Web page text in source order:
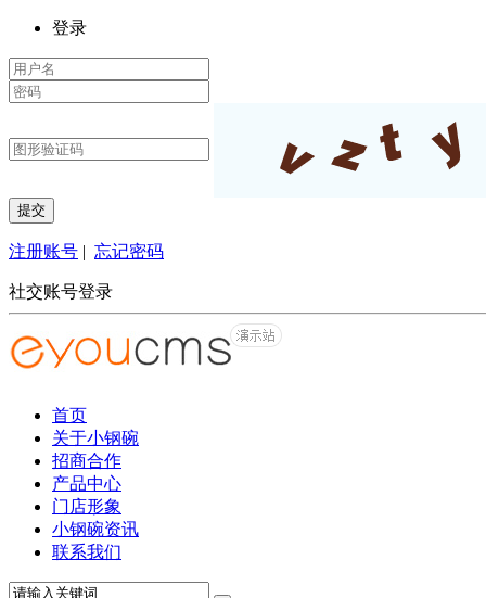
登录
注册账号 | 忘记密码
社交账号登录
首页
关于小钢碗
招商合作
产品中心
门店形象
小钢碗资讯
联系我们